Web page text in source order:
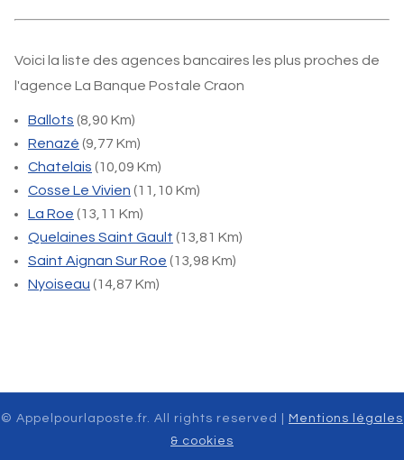
Voici la liste des agences bancaires les plus proches de
l'agence La Banque Postale Craon
Ballots (8,90 Km)
Renazé (9,77 Km)
Chatelais (10,09 Km)
Cosse Le Vivien (11,10 Km)
La Roe (13,11 Km)
Quelaines Saint Gault (13,81 Km)
Saint Aignan Sur Roe (13,98 Km)
Nyoiseau (14,87 Km)
© Appelpourlaposte.fr. All rights reserved |
Mentions légales
& cookies